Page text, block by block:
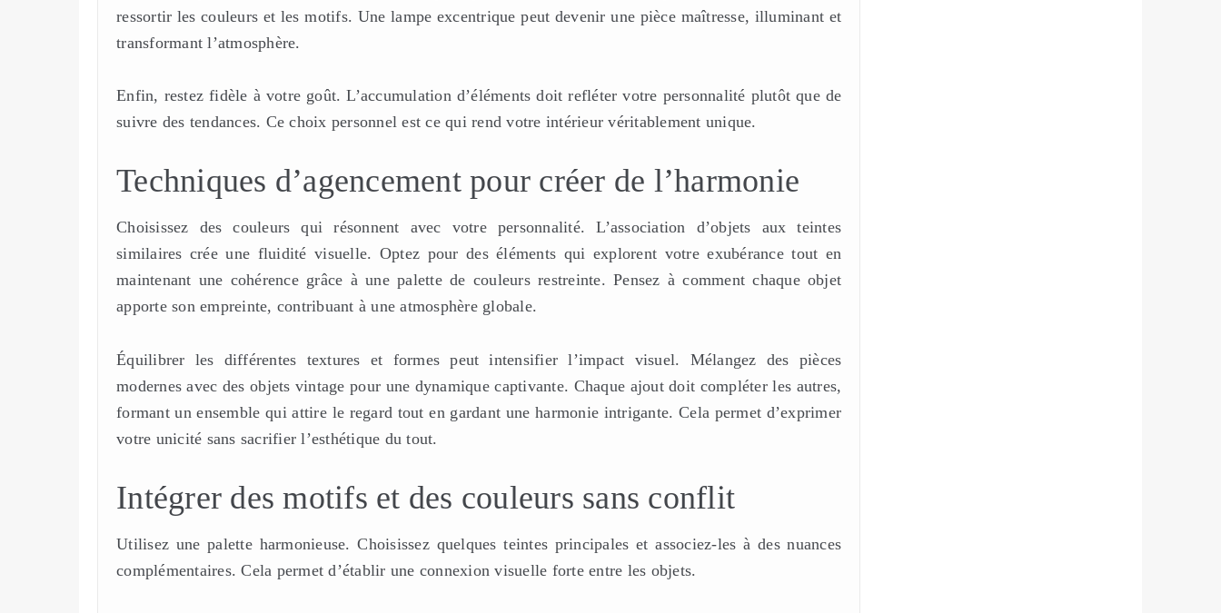
ressortir les couleurs et les motifs. Une lampe excentrique peut devenir une pièce maîtresse, illuminant et
transformant l’atmosphère.
Enfin, restez fidèle à votre goût. L’accumulation d’éléments doit refléter votre personnalité plutôt que de
suivre des tendances. Ce choix personnel est ce qui rend votre intérieur véritablement unique.
Techniques d’agencement pour créer de l’harmonie
Choisissez des couleurs qui résonnent avec votre personnalité. L’association d’objets aux teintes
similaires crée une fluidité visuelle. Optez pour des éléments qui explorent votre exubérance tout en
maintenant une cohérence grâce à une palette de couleurs restreinte. Pensez à comment chaque objet
apporte son empreinte, contribuant à une atmosphère globale.
Équilibrer les différentes textures et formes peut intensifier l’impact visuel. Mélangez des pièces
modernes avec des objets vintage pour une dynamique captivante. Chaque ajout doit compléter les autres,
formant un ensemble qui attire le regard tout en gardant une harmonie intrigante. Cela permet d’exprimer
votre unicité sans sacrifier l’esthétique du tout.
Intégrer des motifs et des couleurs sans conflit
Utilisez une palette harmonieuse. Choisissez quelques teintes principales et associez-les à des nuances
complémentaires. Cela permet d’établir une connexion visuelle forte entre les objets.